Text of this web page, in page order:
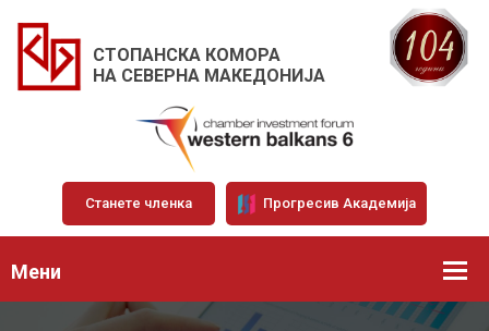
СТОПАНСКА КОМОРА
НА СЕВЕРНА МАКЕДОНИЈА
Станете членка Прогресив Академија
Мени